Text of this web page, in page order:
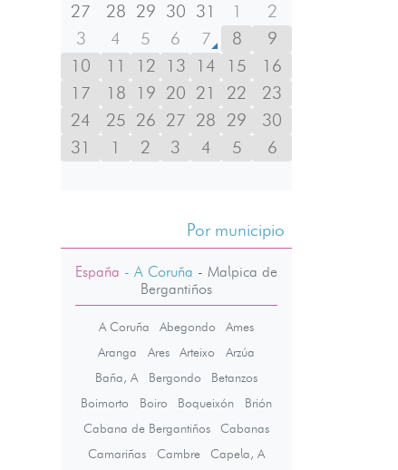
27
28 29 30 31 1
2
3
4 5 6 7 8
9
10
11 12 13 14 15
16
17
18 19 20 21 22
23
24
25 26 27 28 29
30
31
1 2 3 4 5 6
Por municipio
España - A Coruña - Malpica de
Bergantiños
A Coruña Abegondo
Ames
Aranga
Ares Arteixo
Arzúa
Baña, A
Bergondo
Betanzos
Boimorto
Boiro Boqueixón
Brión
Cabana de Bergantiños
Cabanas
Camariñas
Cambre
Capela, A